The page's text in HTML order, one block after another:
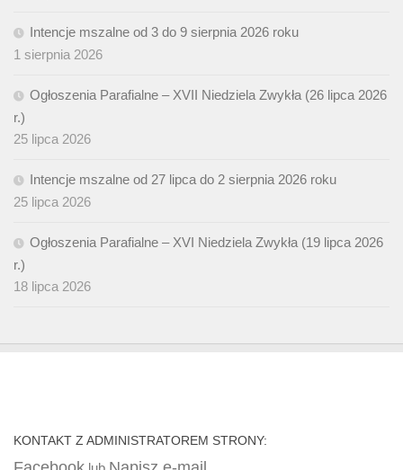
Intencje mszalne od 3 do 9 sierpnia 2026 roku
1 sierpnia 2026
Ogłoszenia Parafialne – XVII Niedziela Zwykła (26 lipca 2026
r.)
25 lipca 2026
Intencje mszalne od 27 lipca do 2 sierpnia 2026 roku
25 lipca 2026
Ogłoszenia Parafialne – XVI Niedziela Zwykła (19 lipca 2026
r.)
18 lipca 2026
KONTAKT Z ADMINISTRATOREM STRONY: